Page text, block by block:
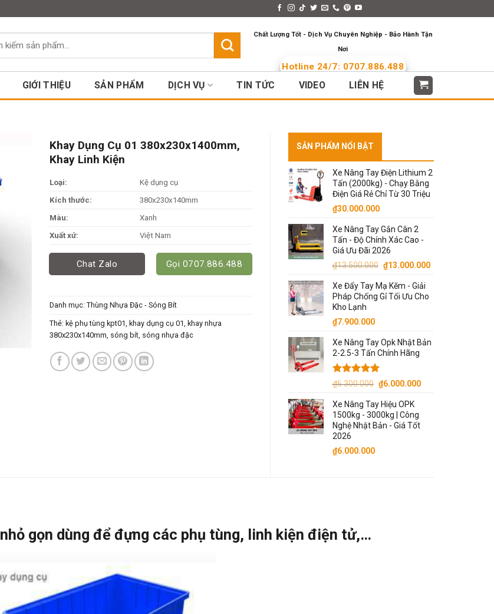
Chất Lượng Tốt - Dịch Vụ Chuyên Nghiệp - Bảo Hành Tận
Nơi
Hotline 24/7: 0707.886.488
GIỚI THIỆU SẢN PHẨM DỊCH VỤ TIN TỨC VIDEO LIÊN HỆ
Khay Dụng Cụ 01 380x230x1400mm,
Khay Linh Kiện
Loại:
Kệ dụng cụ
Kích thước:
380x230x140mm
Màu:
Xanh
Xuất xứ:
Việt Nam
Chat Zalo Gọi 0707.886.488
Danh mục: Thùng Nhựa Đặc - Sóng Bít
Thẻ: kệ phụ tùng kpt01, khay dụng cụ 01, khay nhựa
380x230x140mm, sóng bít, sóng nhựa đặc
SẢN PHẨM NỔI BẬT
Xe Nâng Tay Điện Lithium 2
Tấn (2000kg) - Chạy Bằng
Điện Giá Rẻ Chỉ Từ 30 Triệu
₫30.000.000
Xe Nâng Tay Gắn Cân 2
Tấn - Độ Chính Xác Cao -
Giá Ưu Đãi 2026
₫13.500.000 Giá
là:
₫13.500.000.
₫13.000.000Giá
Xe Đẩy Tay Mạ Kẽm - Giải
Pháp Chống Gỉ Tối Ưu Cho
Kho Lạnh
₫7.900.000
Xe Nâng Tay Opk Nhật Bản
2-2.5-3 Tấn Chính Hãng
Được xếp
5 sao
₫6.300.000 Giá
là:
₫6.300.000.
₫6.000.000Giá
₫6.000.000.
Xe Nâng Tay Hiệu OPK
1500kg - 3000kg | Công
Nghệ Nhật Bản - Giá Tốt
2026
₫6.000.000
nhỏ gọn dùng để đựng các phụ tùng, linh kiện điện tử,…